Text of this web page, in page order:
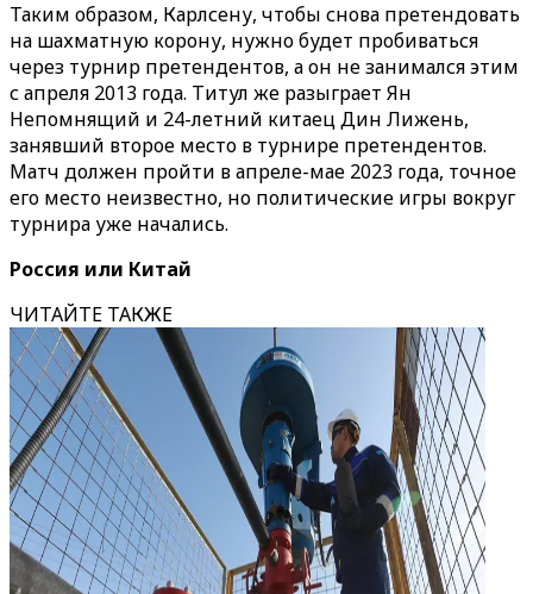
Таким образом, Карлсену, чтобы снова претендовать
на шахматную корону, нужно будет пробиваться
через турнир претендентов, а он не занимался этим
с апреля 2013 года. Титул же разыграет Ян
Непомнящий и 24-летний китаец Дин Лижень,
занявший второе место в турнире претендентов.
Матч должен пройти в апреле-мае 2023 года, точное
его место неизвестно, но политические игры вокруг
турнира уже начались.
Россия или Китай
ЧИТАЙТЕ ТАКЖЕ